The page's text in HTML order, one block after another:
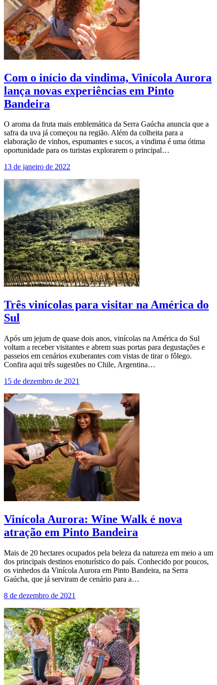
Com o início da vindima, Vinícola Aurora
lança novas experiências em Pinto
Bandeira
O aroma da fruta mais emblemática da Serra Gaúcha anuncia que a
safra da uva já começou na região. Além da colheita para a
elaboração de vinhos, espumantes e sucos, a vindima é uma ótima
oportunidade para os turistas explorarem o principal…
13 de janeiro de 2022
Três vinícolas para visitar na América do
Sul
Após um jejum de quase dois anos, vinícolas na América do Sul
voltam a receber visitantes e abrem suas portas para degustações e
passeios em cenários exuberantes com vistas de tirar o fôlego.
Confira aqui três sugestões no Chile, Argentina…
15 de dezembro de 2021
Vinícola Aurora: Wine Walk é nova
atração em Pinto Bandeira
Mais de 20 hectares ocupados pela beleza da natureza em meio a um
dos principais destinos enoturístico do país. Conhecido por poucos,
os vinhedos da Vinícola Aurora em Pinto Bandeira, na Serra
Gaúcha, que já serviram de cenário para a…
8 de dezembro de 2021